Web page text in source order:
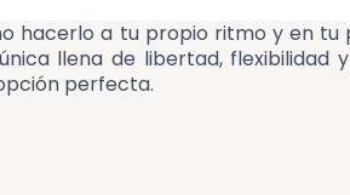
hacerlo a tu propio ritmo y en
llena de libertad, flexibilidad
perfecta.